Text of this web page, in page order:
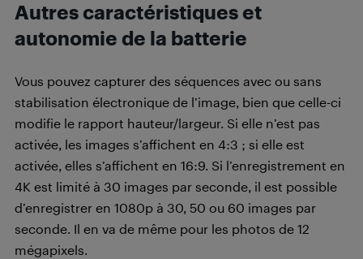
Autres caractéristiques et
autonomie de la batterie
Vous pouvez capturer des séquences avec ou sans
stabilisation électronique de l’image, bien que celle-ci
modifie le rapport hauteur/largeur. Si elle n’est pas
activée, les images s’affichent en 4:3 ; si elle est
activée, elles s’affichent en 16:9. Si l’enregistrement en
4K est limité à 30 images par seconde, il est possible
d’enregistrer en 1080p à 30, 50 ou 60 images par
seconde. Il en va de même pour les photos de 12
mégapixels.